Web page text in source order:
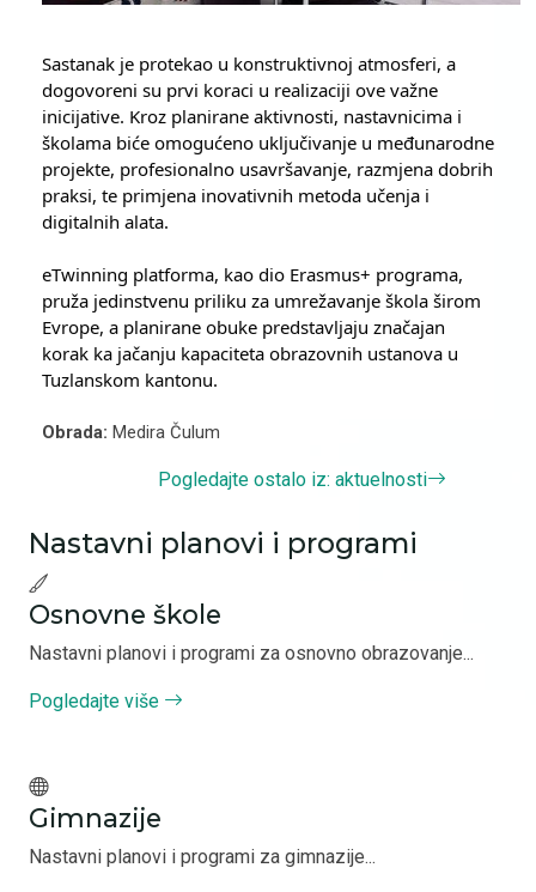
Sastanak je protekao u konstruktivnoj atmosferi, a
dogovoreni su prvi koraci u realizaciji ove važne
inicijative. Kroz planirane aktivnosti, nastavnicima i
školama biće omogućeno uključivanje u međunarodne
projekte, profesionalno usavršavanje, razmjena dobrih
praksi, te primjena inovativnih metoda učenja i
digitalnih alata.
eTwinning platforma, kao dio Erasmus+ programa,
pruža jedinstvenu priliku za umrežavanje škola širom
Evrope, a planirane obuke predstavljaju značajan
korak ka jačanju kapaciteta obrazovnih ustanova u
Tuzlanskom kantonu.
Obrada: Medira Čulum
Pogledajte ostalo iz: aktuelnosti
Nastavni planovi i programi
Osnovne škole
Nastavni planovi i programi za osnovno obrazovanje...
Pogledajte više
Gimnazije
Nastavni planovi i programi za gimnazije...